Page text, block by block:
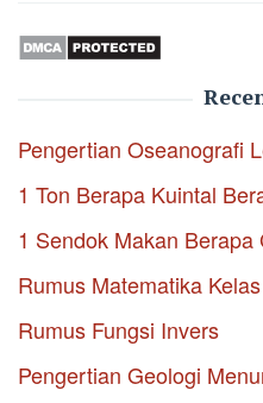
Pengertian Oseanografi
1 Ton Berapa Kuintal
1 Sendok Makan Berapa
Rumus Matematika
Rumus Fungsi Invers
Pengertian Geologi